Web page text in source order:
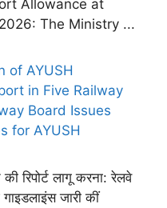
Allowance at
The Ministry ...
of AYUSH
in Five Railway
Board Issues
for AYUSH
रिपोर्ट लागू करना: रेलवे
जारी कीं